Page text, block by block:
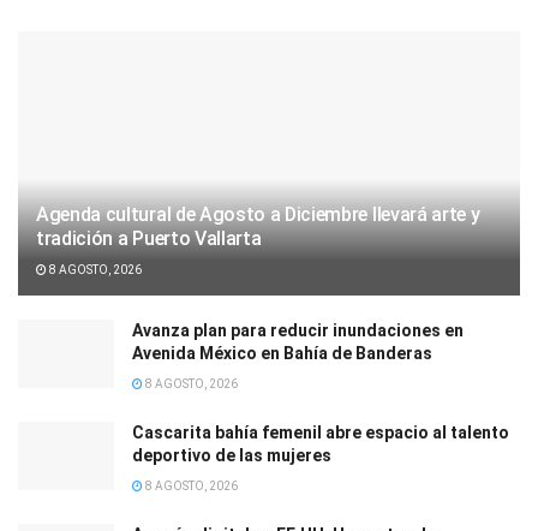
Agenda cultural de Agosto a Diciembre llevará arte y
tradición a Puerto Vallarta
8 AGOSTO, 2026
Avanza plan para reducir inundaciones en
Avenida México en Bahía de Banderas
8 AGOSTO, 2026
Cascarita bahía femenil abre espacio al talento
deportivo de las mujeres
8 AGOSTO, 2026